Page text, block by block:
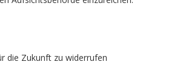
die Zukunft zu widerrufen